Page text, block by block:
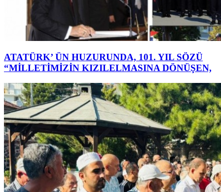
ATATÜRK’ ÜN HUZURUNDA, 101. YIL SÖZÜ
“MİLLETİMİZİN KIZILELMASINA DÖNÜŞEN,